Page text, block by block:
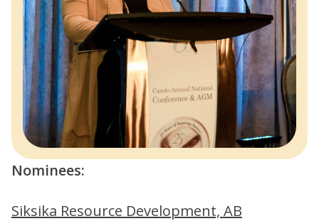
Nominees:
Siksika Resource Development, AB